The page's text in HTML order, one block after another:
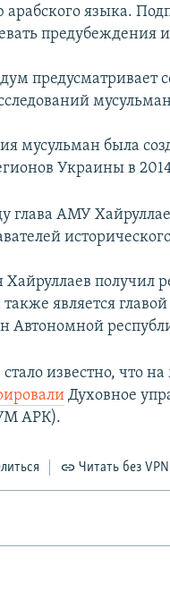
арабского языка.
предубеждения
предусматривает
мусульман была
Украины в
глава АМУ
получил
является
Автономной
стало известно, что
Духовное
АРК).
Читать без VPN